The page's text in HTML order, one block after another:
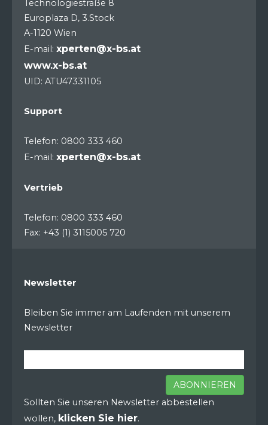
Technologiestraße 8
Europlaza D, 3.Stock
A-1120 Wien
E-mail: xperten@x-bs.at
www.x-bs.at
UID: ATU47331105
Support
Telefon: 0800 333 460
E-mail: xperten@x-bs.at
Vertrieb
Telefon: 0800 333 460
Fax: +43 (1) 3115005 720
Newsletter
Bleiben Sie immer am Laufenden mit unserem
Newsletter
ABONNIEREN
Sollten Sie unseren Newsletter abbestellen
wollen, klicken Sie hier.